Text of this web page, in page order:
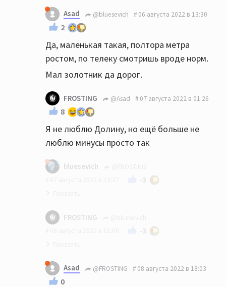
Лариса Александровна неповторима:)))
Asad @bluesevich 06 августа 2022 в 13:30
2
Да, маленькая такая, полтора метра
ростом, по телеку смотришь вроде норм.
Мал золотник да дорог.
FROSTING @Asad 07 августа 2022 в 01:26
8
Я не люблю Долину, но ещё больше не
люблю минусы просто так
bluesevich
-3
Разве просто так?
FROSTING
-3
За цитату Долиной ставить минус, ну
такое себе
Asad @FROSTING 08 августа 2022 в 18:03
0